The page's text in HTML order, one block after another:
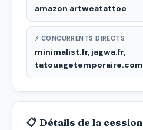
amazon artweatattoo
⚡ CONCURRENTS DIRECTS
minimalist.fr, jagwa.fr,
tatouagetemporaire.com
📋 Détails de la cession